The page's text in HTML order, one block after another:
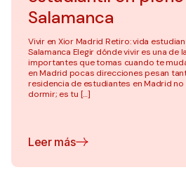
Salamanca
Vivir en Xior Madrid Retiro: vida
Salamanca Elegir dónde vivir es una de
importantes que tomas cuando te
en Madrid pocas direcciones pesan
residencia de estudiantes en Madrid
dormir; es tu […]
Leer más